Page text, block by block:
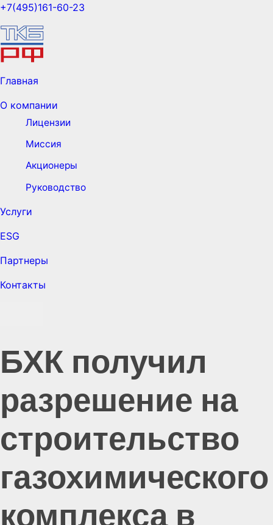
+7(495)161-60-23
Главная
О компании
Лицензии
Миссия
Акционеры
Руководство
Услуги
ESG
Партнеры
Контакты
БХК получил
разрешение на
строительство
газохимического
комплекса в